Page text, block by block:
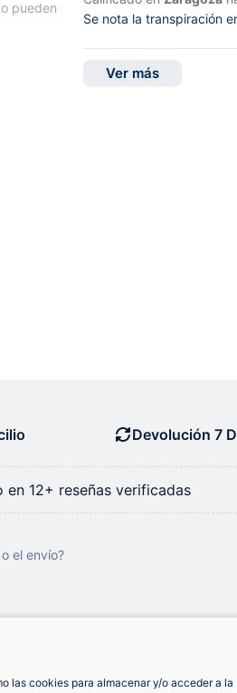
las cookies para almacenar y/o acceder a la
pueden
Se nota la transpiración
Ver más
Devolución 7
en 12+ reseñas verificadas
el envío?